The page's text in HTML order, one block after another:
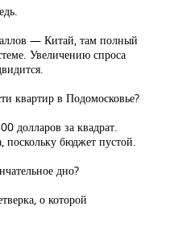
— Китай, там полный
Увеличению спроса
квартир в Подомосковье?
долларов за квадрат.
поскольку бюджет пустой.
дно?
о которой